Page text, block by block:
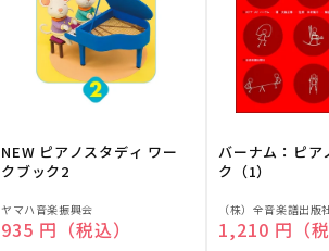
NEW ピアノスタディ ワー
クブック2
販
売
ヤマハ音楽振興会
通常価格
935 円（税込）
バーナム：ピア
ク（1）
販
売
（株）全音楽譜出版
通常価格
1,210 円（税